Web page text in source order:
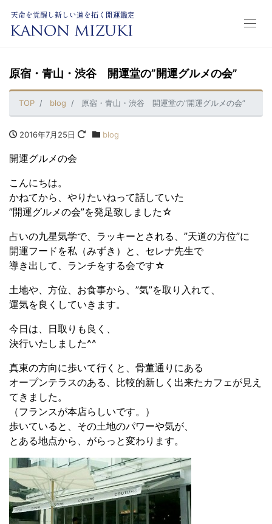
天命を覚醒し新しい道を拓く開運鑑定
原宿・青山・渋谷 開運堂の”開運グルメの会”
TOP blog 原宿・青山・渋谷 開運堂の”開運グルメの会”
2016年7月25日 blog
開運グルメの会
こんにちは。
かねてから、やりたいねって話していた
”開運グルメの会”を発足致しました☆
占いの九星気学で、ラッキーとされる、”天道の方位”に
開運フードを私（みずき）と、セレナ先生で
導き出して、ランチをする会です☆
土地や、方位、お食事から、”気”を取り入れて、
運気を良くしていきます。
今日は、日取りも良く、
決行いたしました^^
真東の方向に歩いて行くと、骨董通りにある
オープンテラスのある、比較的新しく出来たカフェが見え
てきました。
（フランスが本店らしいです。）
歩いていると、その土地のパワーや気が、
とある地点から、がらっと変わります。